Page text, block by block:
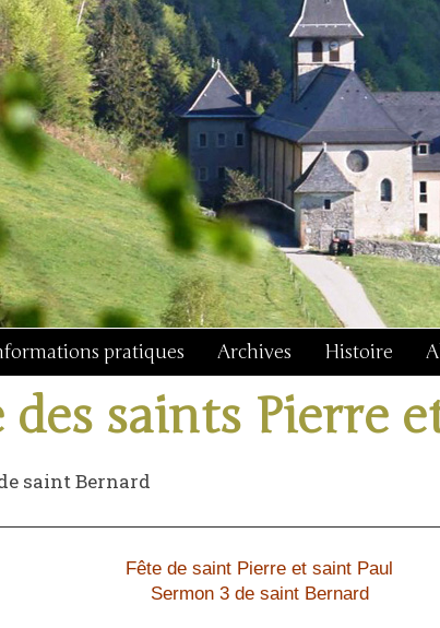
pratiques Archives Histoire
des saints Pierre
saint Bernard
Fête de saint Pierre et saint Paul
Sermon 3 de saint Bernard